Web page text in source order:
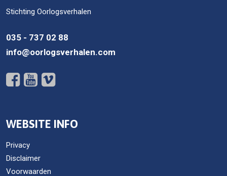
Stichting Oorlogsverhalen
035 - 737 02 88
info@oorlogsverhalen.com
WEBSITE INFO
Privacy
Disclaimer
Voorwaarden